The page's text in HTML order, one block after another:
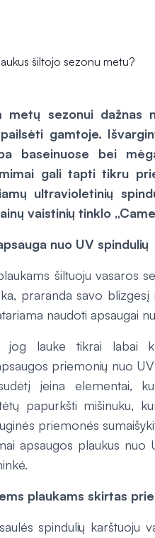
metų sezonui dažnas
gamtoje.
baseinuose bei
gali tapti tikru
ultravioletinių
vaistinių tinklo
nuo UV spindulių
šiltuoju vasaros
praranda savo
naudoti apsaugai
jog lauke tikrai labai
priemonių nuo
įeina elementai,
papurkšti mišinuku,
priemonės
apsaugos plaukus nuo
plaukams skirtas
spindulių karštuoju